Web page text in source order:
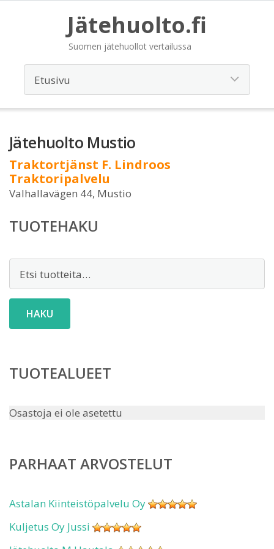
Jätehuolto.fi
Suomen jätehuollot vertailussa
Jätehuolto Mustio
Traktortjänst F. Lindroos
Traktoripalvelu
Valhallavägen 44, Mustio
TUOTEHAKU
HAKU
TUOTEALUEET
Osastoja ei ole asetettu
PARHAAT ARVOSTELUT
Astalan Kiinteistöpalvelu Oy
Kuljetus Oy Jussi